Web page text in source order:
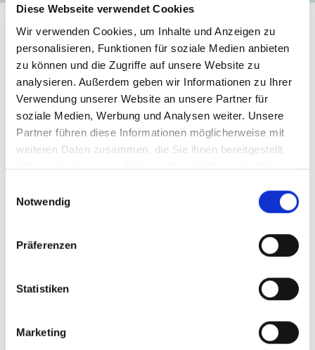
Diese Webseite verwendet Cookies
Wir verwenden Cookies, um Inhalte und Anzeigen zu
personalisieren, Funktionen für soziale Medien anbieten
zu können und die Zugriffe auf unsere Website zu
analysieren. Außerdem geben wir Informationen zu Ihrer
Verwendung unserer Website an unsere Partner für
soziale Medien, Werbung und Analysen weiter. Unsere
Partner führen diese Informationen möglicherweise mit
weiteren Daten zusammen, die Sie ihnen bereitgestellt
haben oder die sie im Rahmen Ihrer Nutzung der Dienste
Notwendig
Präferenzen
Statistiken
Marketing
Follow us